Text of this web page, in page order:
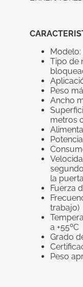
Modelo:
Tipo de
Peso
Ancho
metros
la
Fuerza
trabajo)
a +55ºC
Grado
Peso